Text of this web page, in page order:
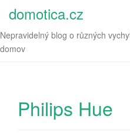
domotica.cz
Nepravidelný blog o různých
domov
Philips Hue